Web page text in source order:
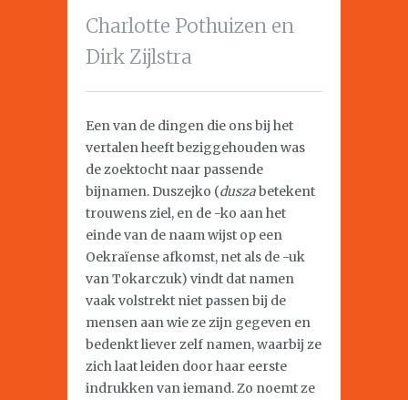
Charlotte Pothuizen en
Dirk Zijlstra
Een van de dingen die ons bij het
vertalen heeft beziggehouden was
de zoektocht naar passende
bijnamen. Duszejko (duszabetekent
trouwens ziel, en de -ko aan het
einde van de naam wijst op een
Oekraïense afkomst, net als de -uk
van Tokarczuk) vindt dat namen
vaak volstrekt niet passen bij de
mensen aan wie ze zijn gegeven en
bedenkt liever zelf namen, waarbij ze
zich laat leiden door haar eerste
indrukken van iemand. Zo noemt ze